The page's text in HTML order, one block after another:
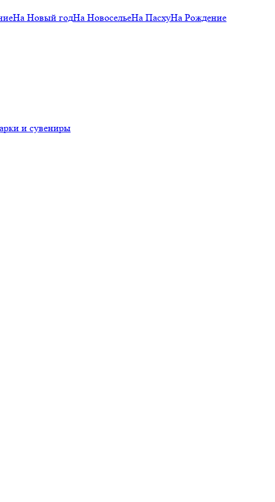
На Новый годНа НовосельеНа ПасхуНа Рождение
и сувениры